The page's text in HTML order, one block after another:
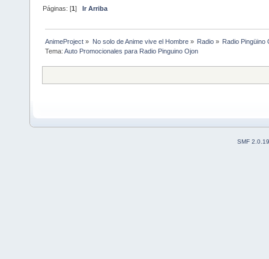
Páginas: [1]Ir Arriba
AnimeProject » No solo de Anime vive el Hombre» Radio» Radio Pingüino
Tema:Auto Promocionales para Radio Pinguino Ojon
SMF 2.0.19